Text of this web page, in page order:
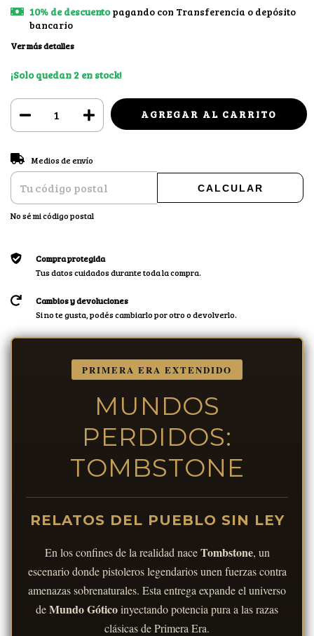
10% de descuentopagando con Transferencia o depósito
bancario
Ver más detalles
¡Solo quedan 2 en stock!
Entregas para el CP:
Medios de envío
CALCULAR
No sé mi código postal
Compra protegida
Tus datos cuidados durante toda la compra.
Cambios y devoluciones
Si no te gusta, podés cambiarlo por otro o devolverlo.
PRIMERA ERA EXTENDIDO
MUNDOS
PERDIDOS:
TOMBSTONE
RELATOS DEL PUEBLO SIN LEY
En los confines de la realidad naceTombstone, un
escenario donde pistoleros legendarios unen fuerzas contra
amenazas sobrenaturales. Esta entrega expande el universo
deMundo Góticoinyectando potencia pura a las razas
clásicas de Primera Era.